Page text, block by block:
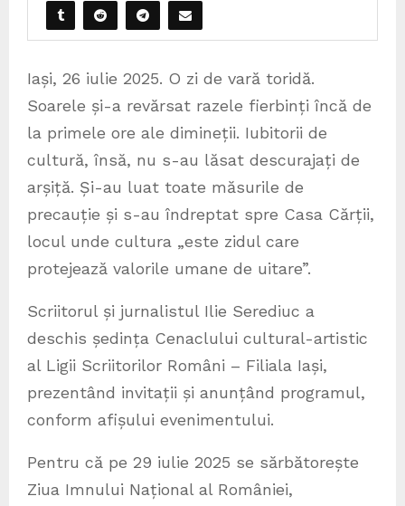
Iași, 26 iulie 2025. O zi de vară toridă.
Soarele și-a revărsat razele fierbinți încă de
la primele ore ale dimineții. Iubitorii de
cultură, însă, nu s-au lăsat descurajați de
arșiță. Și-au luat toate măsurile de
precauție și s-au îndreptat spre Casa Cărții,
locul unde cultura „este zidul care
protejează valorile umane de uitare”.
Scriitorul și jurnalistul Ilie Serediuc a
deschis ședința Cenaclului cultural-artistic
al Ligii Scriitorilor Români – Filiala Iași,
prezentând invitații și anunțând programul,
conform afișului evenimentului.
Pentru că pe 29 iulie 2025 se sărbătorește
Ziua Imnului Național al României,